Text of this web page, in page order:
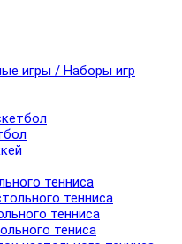
игры / Наборы игр
тенниса
тенниса
тенниса
тениса